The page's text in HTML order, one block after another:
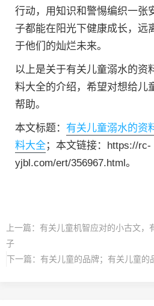
行动，用知识和警惕编织一张
子都能在阳光下健康成长，远
于他们的灿烂未来。
以上是关于有关儿童溺水的资
料大全的介绍，希望对想给儿
帮助。
本文标题： 有关儿童溺水的资
料大全；本文链接：https://rc-
yjbl.com/ert/356967.html。
上一篇： 有关儿童机智应对的小古文，
子
下一篇： 有关儿童的品牌；有关儿童的